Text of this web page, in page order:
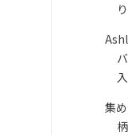
り
集